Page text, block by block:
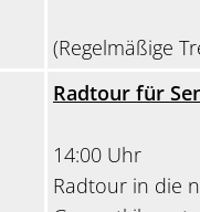
(Regelmäßige
Radtour für
14:00 Uhr
Radtour in die